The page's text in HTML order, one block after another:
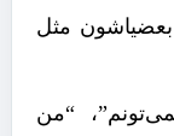
مثل
“من